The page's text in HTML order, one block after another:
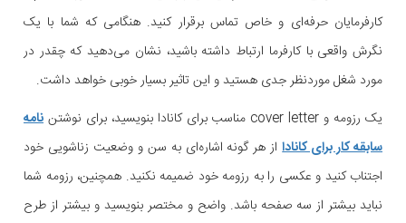
کارفرمایان حرفه‌ای و خاص تماس برقرار کنید. هنگامی که شما با یک
نگرش واقعی با کارفرما ارتباط داشته باشید، نشان می‌دهید که چقدر در
مورد شغل موردنظر جدی هستید و این تاثیر بسیار خوبی خواهد داشت.
یک رزومه و cover letter مناسب برای کانادا بنویسید، برای نوشتن
نامه
سابقه کار برای کانادااز هر گونه اشاره‌ای به سن و وضعیت زناشویی خود
اجتناب کنید و عکسی را به رزومه خود ضمیمه نکنید. همچنین، رزومه شما
نباید بیشتر از سه صفحه باشد. واضح و مختصر بنویسید و بیشتر از طرح